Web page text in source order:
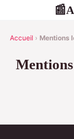
📰
Accueil › Mentions